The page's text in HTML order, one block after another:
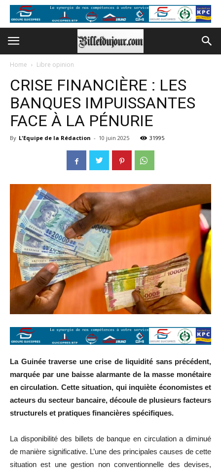
Home Libre opinion
CRISE FINANCIÈRE : LES
BANQUES IMPUISSANTES
FACE À LA PÉNURIE
By L'Equipe de la Rédaction - 10 juin 2025 31995
La Guinée traverse une crise de liquidité sans précédent,
marquée par une baisse alarmante de la masse monétaire
en circulation. Cette situation, qui inquiète économistes et
acteurs du secteur bancaire, découle de plusieurs facteurs
structurels et pratiques financières spécifiques.
La disponibilité des billets de banque en circulation a diminué
de manière significative. L’une des principales causes de cette
situation est une gestion non conventionnelle des devises,